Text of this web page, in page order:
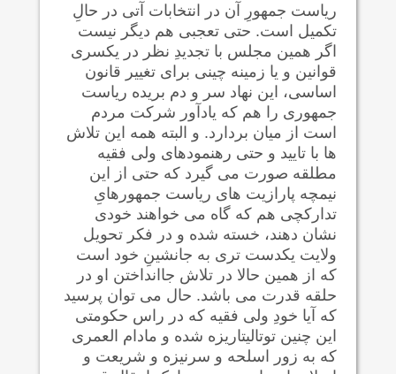
ریاست جمهورِ آن در انتخابات آتی در حالِ
تکمیل است. حتی تعجبی هم دیگر نیست
اگر همین مجلس با تجدیدِ نظر در یکسری
قوانین و یا زمینه چینی برای تغییر قانون
اساسی، این نهاد سر و دم بریده ریاست
جمهوری را هم که یادآور شرکت مردم
است از میان بردارد. و البته همه این تلاش
ها با تایید و حتی رهنمودهای ولی فقیه
مطلقه صورت می گیرد که حتی از این
نیمچه پارازیت های ریاست جمهورهایِ
تدارکچی هم که گاه می خواهند خودی
نشان دهند، خسته شده و در فکر تحویل
ولایت یکدست تری به جانشینِ خود است
که از همین حالا در تلاش جاانداختن او در
حلقه قدرت می باشد. حال می توان پرسید
که آیا خودِ ولی فقیه که در راس حکومتی
این چنین توتالیتاریزه شده و مادام العمری
که به زور اسلحه و سرنیزه و شریعت و